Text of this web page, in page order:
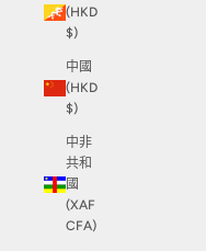
(HKD
$)
中國
(HKD
$)
中非
共和
國
(XAF
CFA)